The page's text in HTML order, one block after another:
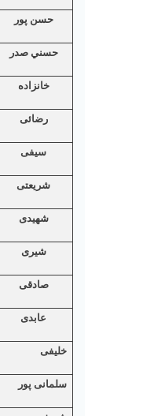
حسن پور
حسني صدر
خانزاده
رضائی
سیفی
شریعتی
شهیدی
شیری
صادقی
عابدی
خلیفی
سلمانی پور